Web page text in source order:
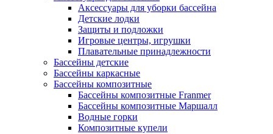
Аксессуары для уборки бассейна
Детские лодки
Защиты и подложки
Игровые центры, игрушки
Плавательные принадлежности
Бассейны детские
Бассейны каркасные
Бассейны композитные
Бассейны композитные Franmer
Бассейны композитные Маршалл
Водные горки
Композитные купели